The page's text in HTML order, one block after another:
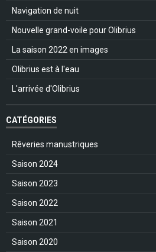
Navigation de nuit
Nouvelle grand-voile pour Olibrius
La saison 2022 en images
Olibrius est à l'eau
L'arrivée d'Olibrius
CATÉGORIES
Rêveries manustriques
Saison 2024
Saison 2023
Saison 2022
Saison 2021
Saison 2020